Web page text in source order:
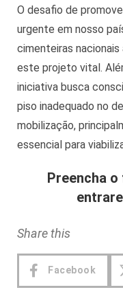
Share this
Facebook
O desafio de
urgente em nosso
cimenteiras nacionais
este projeto vital.
iniciativa busca
piso inadequado no
mobilização,
essencial para
Preencha